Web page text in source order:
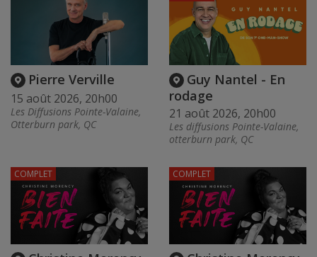
Pierre Verville
15 août 2026, 20h00
Les Diffusions Pointe-Valaine,
Otterburn park, QC
Guy Nantel - En
rodage
21 août 2026, 20h00
Les diffusions Pointe-Valaine,
otterburn park, QC
COMPLET COMPLET